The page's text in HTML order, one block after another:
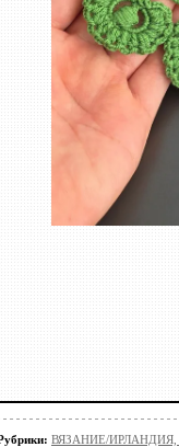
ВЯЗАНИЕ/